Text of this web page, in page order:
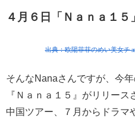
４月６日「Ｎａｎａ１５
出典：欧陽菲菲のめい美女チ
そんなNanaさんですが、 今
『Ｎａｎａ１５』がリリース
中国ツアー、７月からドラマ